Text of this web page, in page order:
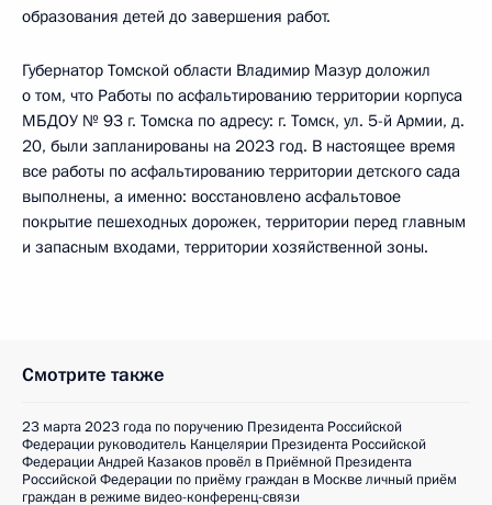
образования детей до завершения работ.
Губернатор Томской области Владимир Мазур доложил
о том, что Работы по асфальтированию территории корпуса
МБДОУ № 93 г. Томска по адресу: г. Томск, ул. 5-й Армии, д.
20, были запланированы на 2023 год. В настоящее время
все работы по асфальтированию территории детского сада
выполнены, а именно: восстановлено асфальтовое
покрытие пешеходных дорожек, территории перед главным
и запасным входами, территории хозяйственной зоны.
Смотрите также
23 марта 2023 года по поручению Президента Российской
Федерации руководитель Канцелярии Президента Российской
Федерации Андрей Казаков провёл в Приёмной Президента
Российской Федерации по приёму граждан в Москве личный приём
граждан в режиме видео-конференц-связи